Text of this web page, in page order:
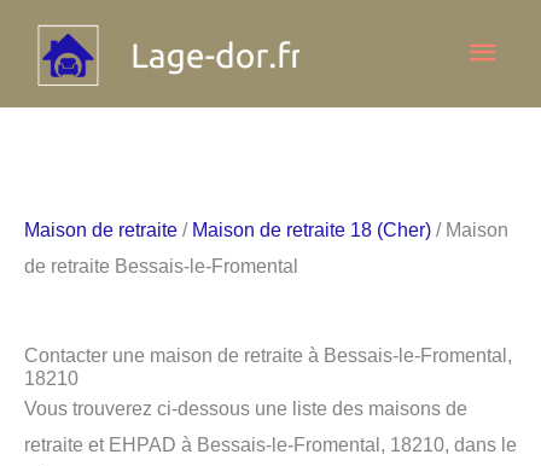
contenu
Maison de retraite / Maison de retraite 18 (Cher) / Maison
de retraite Bessais-le-Fromental
Contacter une maison de retraite à Bessais-le-Fromental,
18210
Vous trouverez ci-dessous une liste des maisons de
retraite et EHPAD à Bessais-le-Fromental, 18210, dans le